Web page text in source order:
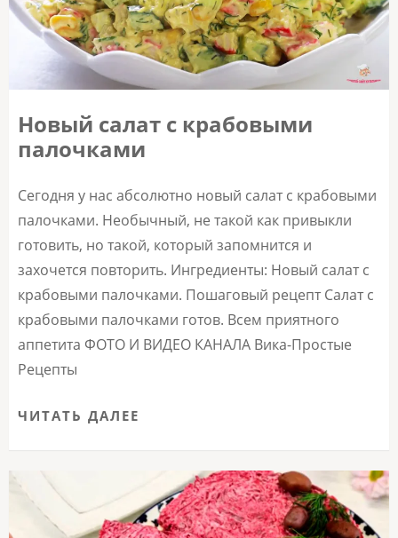
Новый салат с крабовыми
палочками
Сегодня у нас абсолютно новый салат с крабовыми
палочками. Необычный, не такой как привыкли
готовить, но такой, который запомнится и
захочется повторить. Ингредиенты: Новый салат с
крабовыми палочками. Пошаговый рецепт Салат с
крабовыми палочками готов. Всем приятного
аппетита ФОТО И ВИДЕО КАНАЛА Вика-Простые
Рецепты
ЧИТАТЬ ДАЛЕЕ